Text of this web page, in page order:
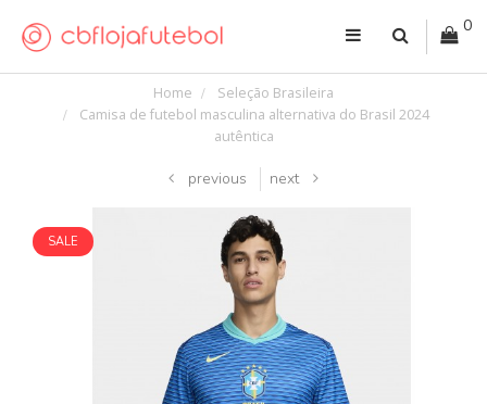
0
Home
Seleção Brasileira
Camisa de futebol masculina alternativa do Brasil 2024
autêntica
previous next
SALE